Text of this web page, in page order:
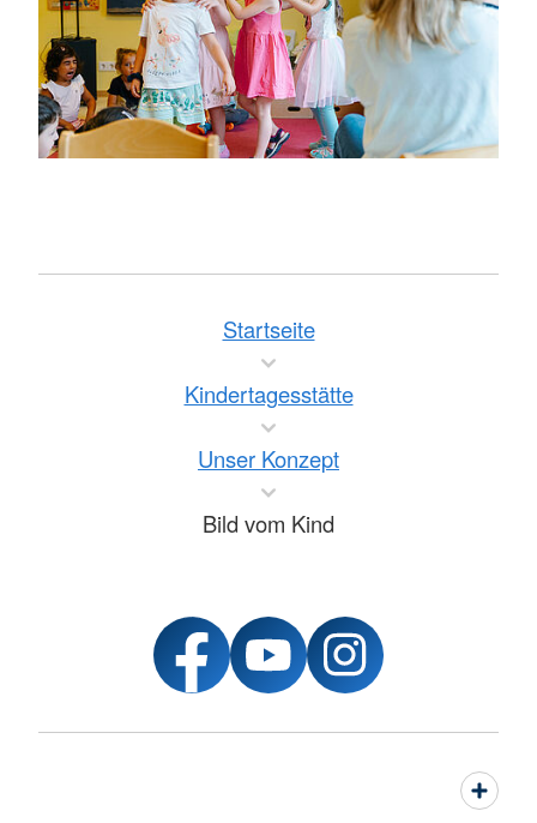
Startseite
Kindertagesstätte
Unser Konzept
Bild vom Kind